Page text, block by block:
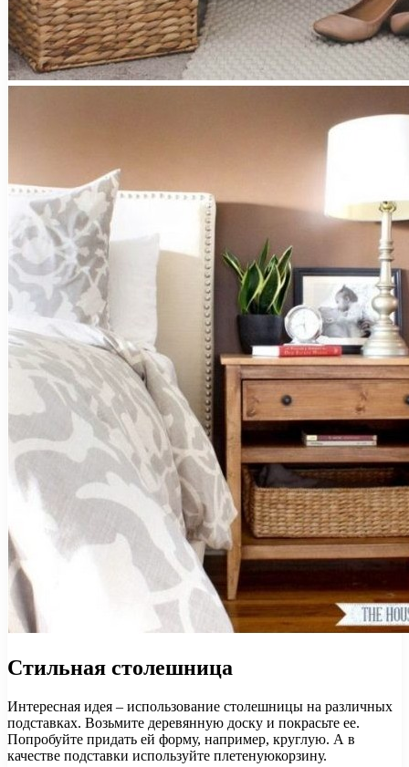
Стильная столешница
Интересная идея – использование столешницы на различных
подставках. Возьмите деревянную доску и покрасьте ее.
Попробуйте придать ей форму, например, круглую. А в
качестве подставки используйте плетенуюкорзину.